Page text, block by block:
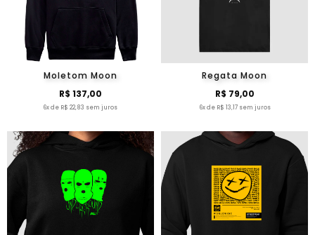
Moletom Moon
R$ 137,00
6x de R$ 22,83 sem juros
Regata Moon
R$ 79,00
6x de R$ 13,17 sem juros